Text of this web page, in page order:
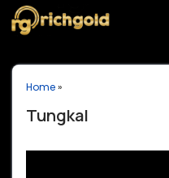
Home»
Tungkal